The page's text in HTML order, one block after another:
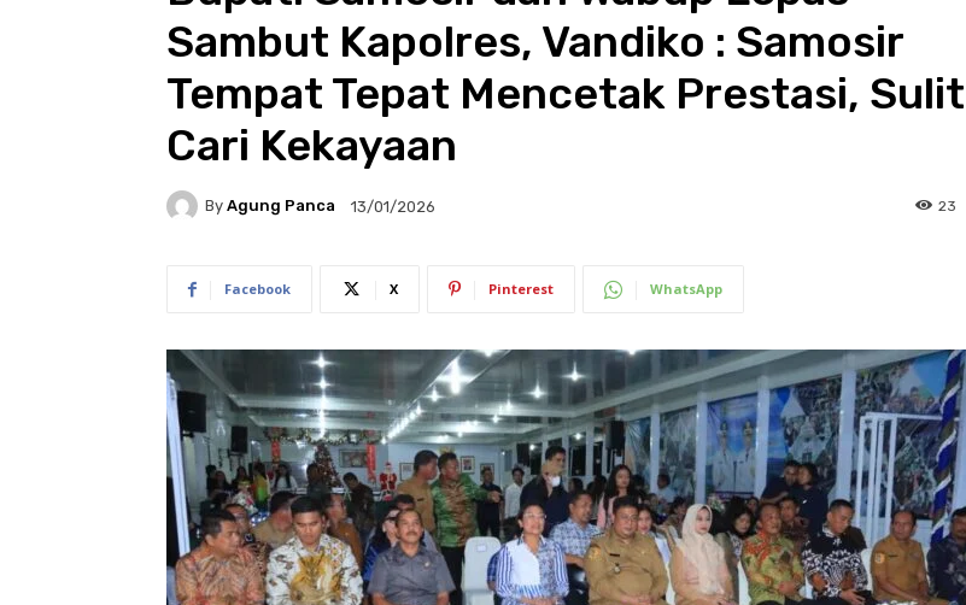
Sambut Kapolres, Vandiko : Samosir
Tempat Tepat Mencetak Prestasi, Sulit
Cari Kekayaan
By Agung Panca 13/01/2026 23
Facebook X Pinterest WhatsApp